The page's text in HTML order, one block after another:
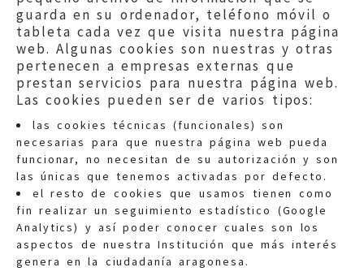
guarda en su ordenador, teléfono móvil o
tableta cada vez que visita nuestra página
web. Algunas cookies son nuestras y otras
pertenecen a empresas externas que
prestan servicios para nuestra página web.
Las cookies pueden ser de varios tipos:
las cookies técnicas (funcionales) son
necesarias para que nuestra página web pueda
funcionar, no necesitan de su autorización y son
las únicas que tenemos activadas por defecto.
el resto de cookies que usamos tienen como
fin realizar un seguimiento estadístico (Google
Analytics) y así poder conocer cuales son los
aspectos de nuestra Institución que más interés
genera en la ciudadanía aragonesa.
Quejas:quejas@eljusticiadearagon.es
Información general:
informacion@eljusticiadearagon.es
Teléfonos:900 210 210/